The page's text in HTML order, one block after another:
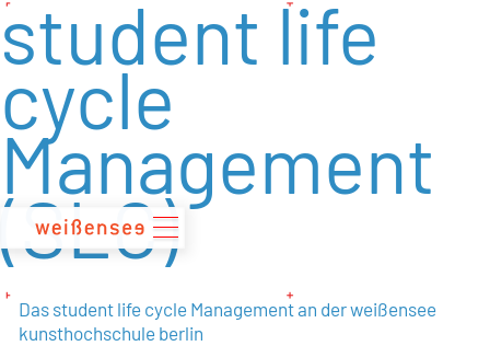
zum
Inhalt
student life
cycle
Management
(SLC)
Das student life cycle Management an der weißensee
kunsthochschule berlin